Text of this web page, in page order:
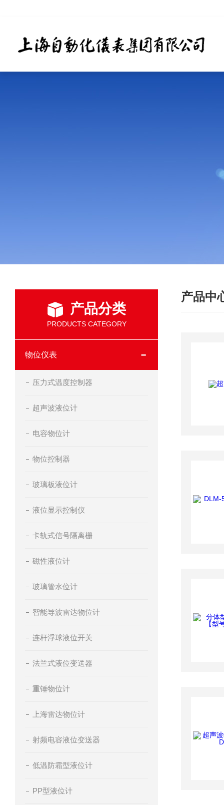
产品分类
PRODUCTS CATEGORY
物位仪表
压力式温度控制器
超声波液位计
电容物位计
物位控制器
玻璃板液位计
液位显示控制仪
卡轨式信号隔离栅
磁性液位计
玻璃管水位计
智能导波雷达物位计
连杆浮球液位开关
法兰式液位变送器
重锤物位计
上海雷达物位计
射频电容液位变送器
低温防霜型液位计
PP型液位计
产品中